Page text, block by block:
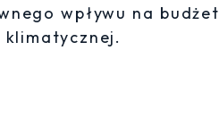
wpływu na